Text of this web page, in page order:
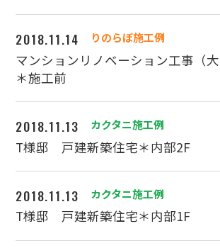
2018.11.14 りのらぼ施工例
マンションリノベーション工事（大
＊施工前
2018.11.13 カクタニ施工例
T様邸 戸建新築住宅＊内部2F
2018.11.13 カクタニ施工例
T様邸 戸建新築住宅＊内部1F